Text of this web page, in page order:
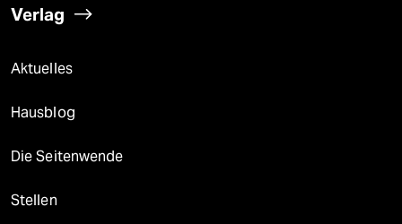
Verlag
Aktuelles
Hausblog
Die Seitenwende
Stellen